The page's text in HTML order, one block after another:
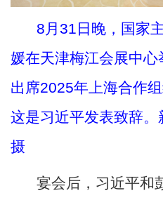
8月31日晚，国家
媛在天津梅江会展中
出席2025年上海合作
这是习近平发表致辞
摄
宴会后，习近平和